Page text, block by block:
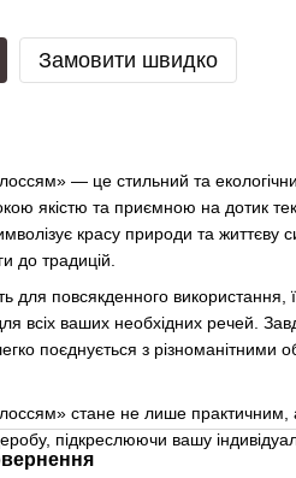
Замовити швидко
— це стильний та
якістю та приємною на дотик
красу природи та життєву
до традицій.
для повсякденного використання,
всіх ваших необхідних речей.
поєднується з
стане не лише практичним,
підкреслюючи вашу